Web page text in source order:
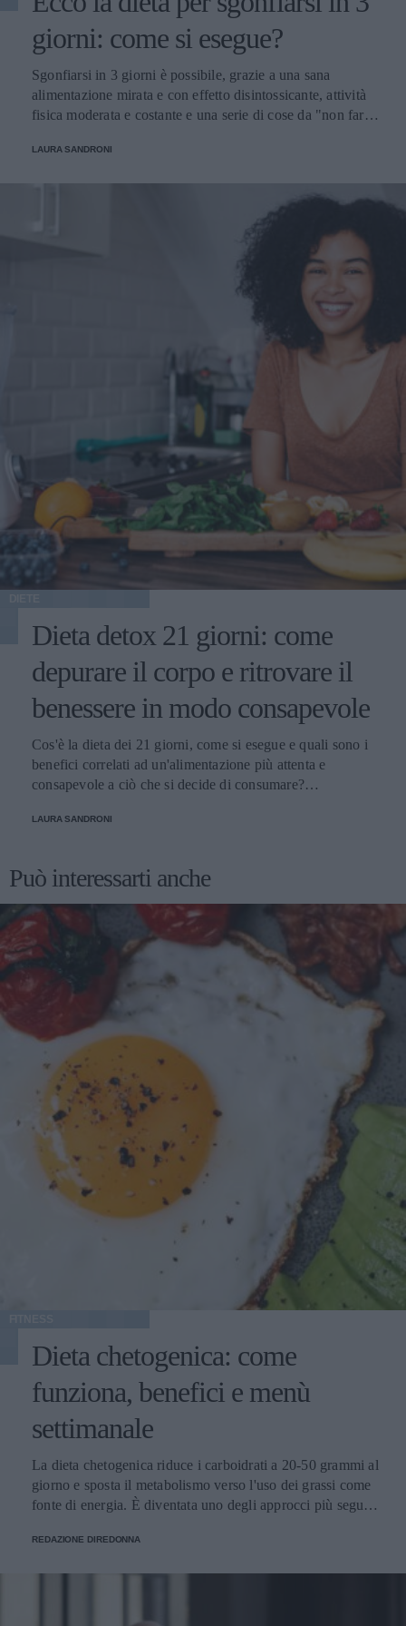
giorni: come si esegue?
Sgonfiarsi in 3 giorni è possibile, grazie a una sana
alimentazione mirata e con effetto disintossicante, attività
fisica moderata e costante e una serie di cose da "non fare"
come
LAURA SANDRONI
Dieta detox 21 giorni: come
depurare il corpo e ritrovare il
benessere in modo consapevole
Cos'è la dieta dei 21 giorni, come si esegue e quali sono i
benefici correlati ad un'alimentazione più attenta e
consapevole a ciò che si decide di consumare?
LAURA SANDRONI
Può interessarti anche
Dieta chetogenica: come
funziona, benefici e menù
settimanale
La dieta chetogenica riduce i carboidrati a 20-50 grammi al
giorno e sposta il metabolismo verso l'uso dei grassi come
fonte di energia. È diventata uno degli approcci più seguiti
Marchi specializzati come BeKeto offrono prodotti e
REDAZIONE DIREDONNA